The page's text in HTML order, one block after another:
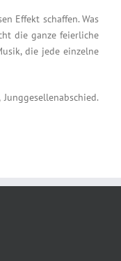
Effekt schaffen. Was
die ganze feierliche
die jede einzelne